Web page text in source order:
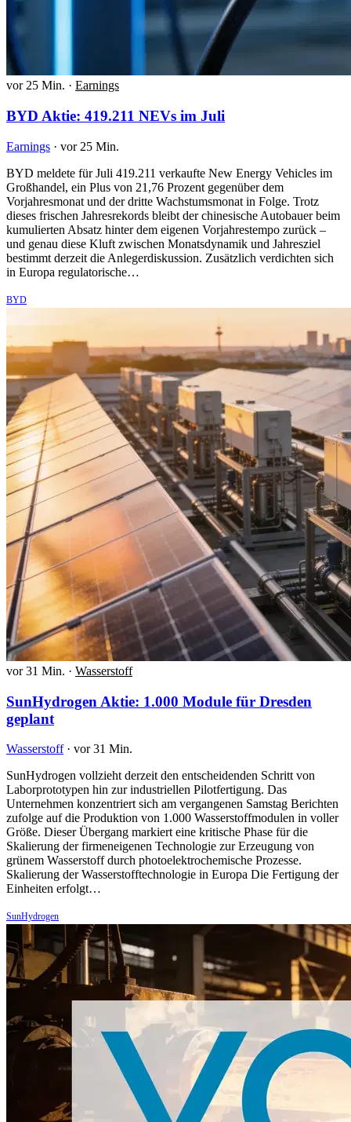
vor 25 Min. · Earnings
BYD Aktie: 419.211 NEVs im Juli
Earnings · vor 25 Min.
BYD meldete für Juli 419.211 verkaufte New Energy Vehicles im
Großhandel, ein Plus von 21,76 Prozent gegenüber dem
Vorjahresmonat und der dritte Wachstumsmonat in Folge. Trotz
dieses frischen Jahresrekords bleibt der chinesische Autobauer beim
kumulierten Absatz hinter dem eigenen Vorjahrestempo zurück –
und genau diese Kluft zwischen Monatsdynamik und Jahresziel
bestimmt derzeit die Anlegerdiskussion. Zusätzlich verdichten sich
in Europa regulatorische…
BYD
vor 31 Min. · Wasserstoff
SunHydrogen Aktie: 1.000 Module für Dresden
geplant
Wasserstoff · vor 31 Min.
SunHydrogen vollzieht derzeit den entscheidenden Schritt von
Laborprototypen hin zur industriellen Pilotfertigung. Das
Unternehmen konzentriert sich am vergangenen Samstag Berichten
zufolge auf die Produktion von 1.000 Wasserstoffmodulen in voller
Größe. Dieser Übergang markiert eine kritische Phase für die
Skalierung der firmeneigenen Technologie zur Erzeugung von
grünem Wasserstoff durch photoelektrochemische Prozesse.
Skalierung der Wasserstofftechnologie in Europa Die Fertigung der
Einheiten erfolgt…
SunHydrogen